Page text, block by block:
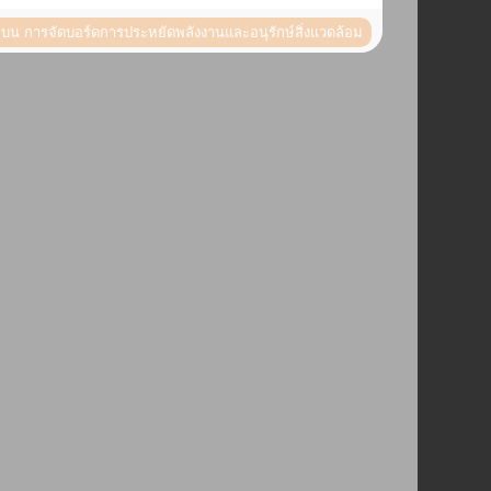
บน การจัดบอร์ดการประหยัดพลังงานและอนุรักษ์สิ่งแวดล้อม